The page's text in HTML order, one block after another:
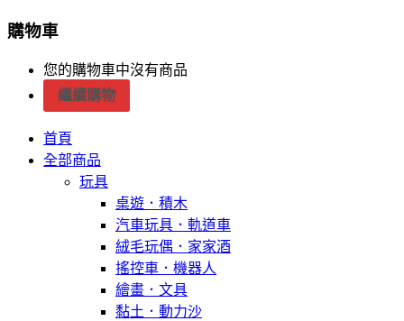
購物車
您的購物車中沒有商品
繼續購物
首頁
全部商品
玩具
桌遊．積木
汽車玩具．軌道車
絨毛玩偶．家家酒
搖控車．機器人
繪畫．文具
黏土．動力沙